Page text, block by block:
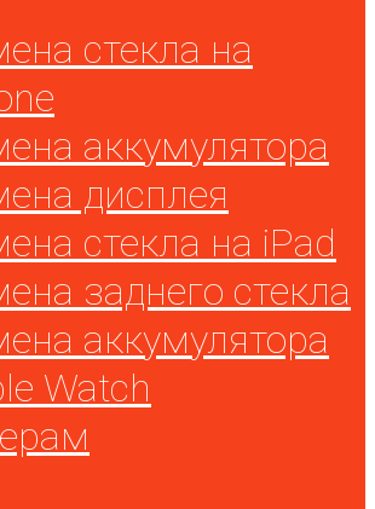
стекла на
аккумулятора
дисплея
стекла на iPad
заднего стекла
аккумулятора
Watch